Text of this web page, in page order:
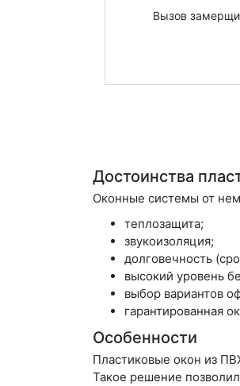
Вызов
Достоинства
Оконные системы от
теплозащита;
звукоизоляция;
долговечность
высокий уровень
выбор вариантов
гарантированная
Особенности
Пластиковые окон из
Такое решение